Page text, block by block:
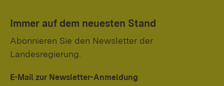
Immer auf dem neuesten Stand
Abonnieren Sie den Newsletter der
Landesregierung.
E-Mail zur Newsletter-Anmeldung